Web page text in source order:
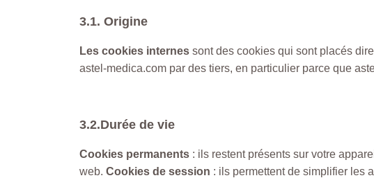
3.1. Origine
Les cookies internes sont des cookies qui sont placés
astel-medica.com par des tiers, en particulier parce que
3.2.Durée de vie
Cookies permanents : ils restent présents sur votre
web. Cookies de session : ils permettent de simplifier les